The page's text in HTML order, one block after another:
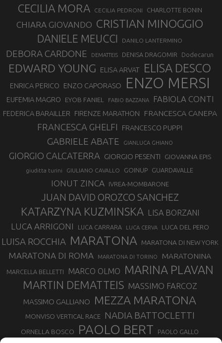
CECILIA MORA CECILIA PEDRONI CHARLOTTE BONIN
CHIARA GIOVANDO CRISTIAN MINOGGIO
DANIELE MEUCCI DANILO LANTERMINO
DEBORA CARDONE DEMATTEIS DENISA DRAGOMIR Dodecarun
EDWARD YOUNG ELISA ARVAT ELISA DESCO
ENRICA PERICO ENZO CAPORASO ENZO MERSI
EUFEMIA MAGRO EYOB FANIEL FABIO BAZZANA FABIOLA CONTI
FEDERICA BARAILLER FIRENZE MARATHON FRANCESCA CANEPA
FRANCESCA GHELFI FRANCESCO PUPPI
GABRIELE ABATE GIANLUCA GHIANO
GIORGIO CALCATERRA GIORGIO PESENTI GIOVANNA EPIS
giuditta turini GIULIANO CAVALLO GOINUP GUARDAVALLE
IONUT ZINCA IVREA-MOMBARONE
JUAN DAVID OROZCO SANCHEZ
KATARZYNA KUZMINSKA LISA BORZANI
LUCA ARRIGONI LUCA CARRARA LUCA CERVA LUCA DEL PERO
LUISA ROCCHIA MARATONA MARATONA DI NEW YORK
MARATONA DI ROMA MARATONA DI TORINO MARATONINA
MARCELLA BELLETTI MARCO OLMO MARINA PLAVAN
MARTIN DEMATTEIS MASSIMO FARCOZ
MASSIMO GALLIANO MEZZA MARATONA
MONVISO VERTICAL RACE NADIA BATTOCLETTI
ORNELLA BOSCO PAOLO BERT PAOLO GALLO